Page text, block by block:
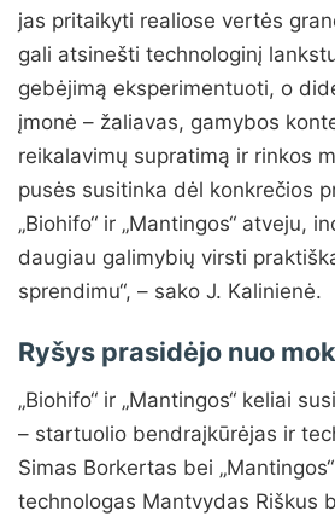
jas pritaikyti realiose vertės
gali atsinešti technologinį
gebėjimą eksperimentuoti, o
įmonė – žaliavas, gamybos
reikalavimų supratimą ir rinkos
pusės susitinka dėl konkrečios
„Biohifo“ ir „Mantingos“ atveju,
daugiau galimybių virsti
sprendimu“, – sako J. Kalinienė.
Ryšys prasidėjo nuo
„Biohifo“ ir „Mantingos“ keliai
– startuolio bendraįkūrėjas ir
Simas Borkertas bei
technologas Mantvydas Riškus